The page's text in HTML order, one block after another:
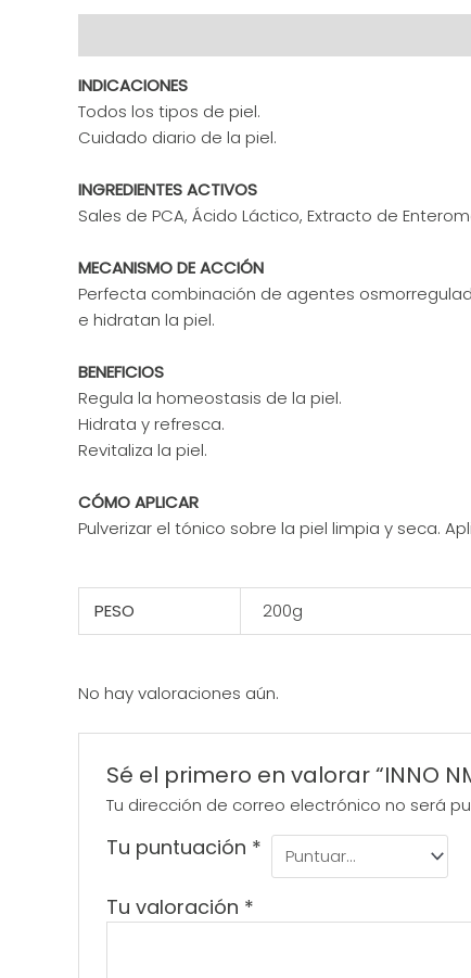
INDICACIONES
Todos los tipos de piel.
Cuidado diario de la piel.
INGREDIENTES ACTIVOS
Sales de PCA, Ácido Láctico, Extracto de
MECANISMO DE ACCIÓN
Perfecta combinación de agentes
e hidratan la piel.
BENEFICIOS
Regula la homeostasis de la piel.
Hidrata y refresca.
Revitaliza la piel.
CÓMO APLICAR
Pulverizar el tónico sobre la piel limpia y seca.
PESO 200g
No hay valoraciones aún.
Sé el primero en valorar “INNO
Tu dirección de correo electrónico no será
Tu puntuación *
Tu valoración *